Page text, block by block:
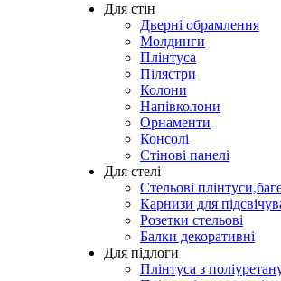
Для стін
Дверні обрамлення
Молдинги
Плінтуса
Пілястри
Колони
Напівколони
Орнаменти
Консолі
Стінові панелі
Для стелі
Стельові
Карнизи для
Розетки стельові
Балки декоративні
Для підлоги
Плінтуса з